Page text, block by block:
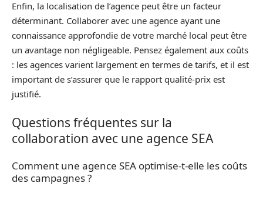
Enfin, la localisation de l’agence peut être un facteur
déterminant. Collaborer avec une agence ayant une
connaissance approfondie de votre marché local peut être
un avantage non négligeable. Pensez également aux coûts
: les agences varient largement en termes de tarifs, et il est
important de s’assurer que le rapport qualité-prix est
justifié.
Questions fréquentes sur la
collaboration avec une agence SEA
Comment une agence SEA optimise-t-elle les coûts
des campagnes ?